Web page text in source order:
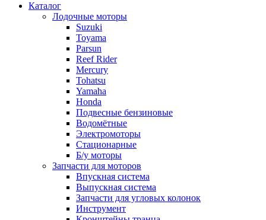
Каталог
Лодочные моторы
Suzuki
Toyama
Parsun
Reef Rider
Mercury
Tohatsu
Yamaha
Honda
Подвесные бензиновые
Водомётные
Электромоторы
Стационарные
Б/у моторы
Запчасти для моторов
Впускная система
Выпускная система
Запчасти для угловых колонок
Инструмент